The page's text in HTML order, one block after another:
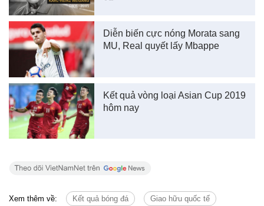
Diễn biến cực nóng Morata sang
MU, Real quyết lấy Mbappe
Kết quả vòng loại Asian Cup 2019
hôm nay
Xem thêm về: Kết quả bóng đá Giao hữu quốc tế